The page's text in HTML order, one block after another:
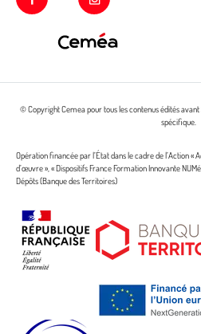
© Copyright Cemea pour tous les contenus édités avant
spécifique.
Opération financée par l’État dans le cadre de l’Action
d’œuvre », « Dispositifs France Formation Innovante
Dépôts (Banque des Territoires)